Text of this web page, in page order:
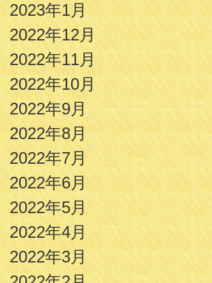
2023年1月
2022年12月
2022年11月
2022年10月
2022年9月
2022年8月
2022年7月
2022年6月
2022年5月
2022年4月
2022年3月